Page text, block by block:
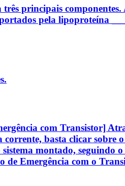
principais
pela lipoproteína
com Transistor]
basta clicar sobre
montado,
Emergência com o